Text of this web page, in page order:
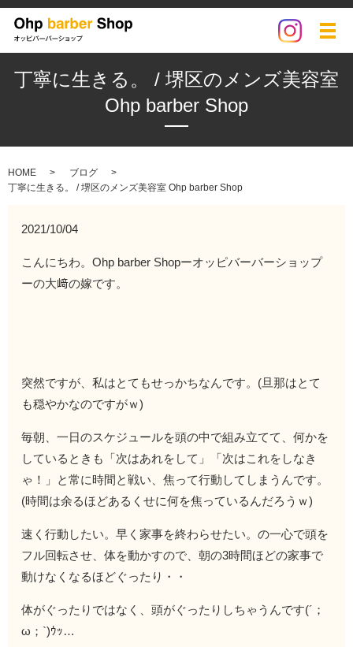
メ
丁寧に生きる。 / 堺区のメンズ美容室
Ohp barber Shop
HOME
ブログ
丁寧に生きる。 / 堺区のメンズ美容室 Ohp barber Shop
2021/10/04
こんにちわ。Ohp barber Shopーオッピバーバーショップ
ーの大﨑の嫁です。
突然ですが、私はとてもせっかちなんです。(旦那はとて
も穏やかなのですがｗ)
毎朝、一日のスケジュールを頭の中で組み立てて、何かを
しているときも「次はあれをして」「次はこれをしなき
ゃ！」と常に時間と戦い、焦って行動してしまうんです。
(時間は余るほどあるくせに何を焦っているんだろうｗ)
速く行動したい。早く家事を終わらせたい。の一心で頭を
フル回転させ、体を動かすので、朝の3時間ほどの家事で
動けなくなるほどぐったり・・
体がぐったりではなく、頭がぐったりしちゃうんです(´；
ω；`)ｳｯ…